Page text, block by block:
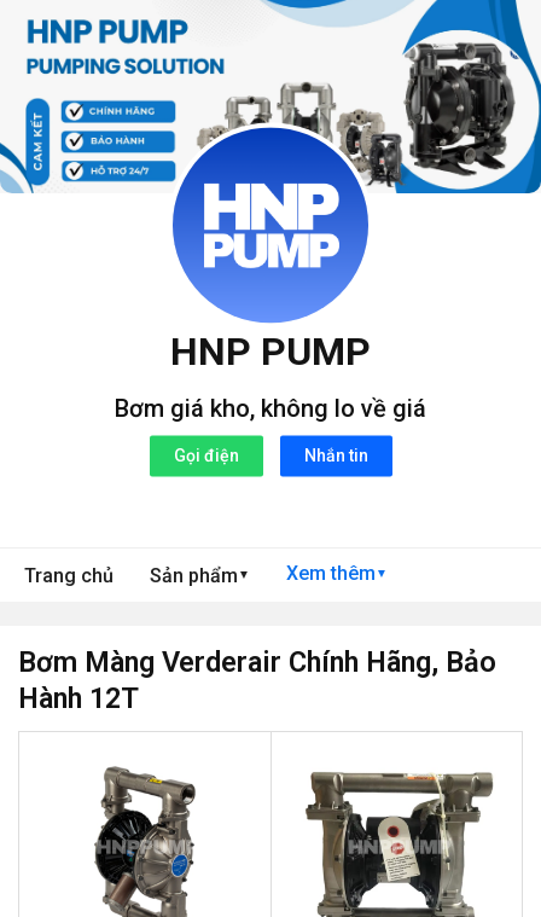
qua
dung
HNP PUMP
Bơm giá kho, không lo về giá
Gọi điện Nhắn tin
Trang chủ Sản phẩm ▼ Xem thêm ▼
Bơm Màng Verderair Chính Hãng, Bảo
Hành 12T